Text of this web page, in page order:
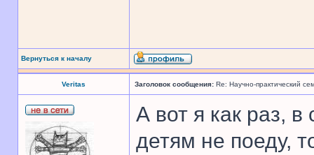
Вернуться к началу
Veritas Заголовок сообщения: Re: Научно-практический
А вот я как раз,
детям не поеду,